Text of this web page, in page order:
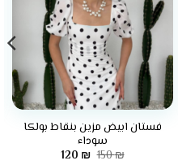
فستان ابيض مزين بنقاط بولكا
سوداء
150₪ السعر
120 ₪ السعر